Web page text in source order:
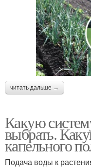
читать дальше →
Какую
выбрать.
капельного
Подача воды к